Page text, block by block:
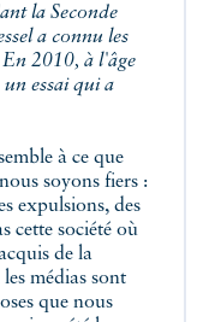
a connu les
2010, à l'âge
un essai qui a
à ce que
soyons fiers :
expulsions, des
cette société où
de la
médias sont
que nous